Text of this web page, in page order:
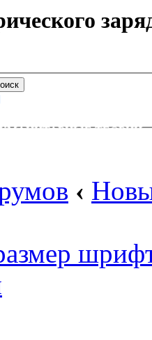
СООБЩЕНИЯ
ТЕОРИИ
‹